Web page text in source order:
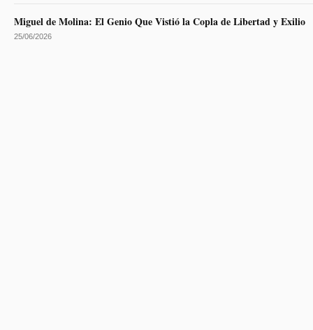
Miguel de Molina: El Genio Que Vistió la Copla de Libertad y Exilio
25/06/2026